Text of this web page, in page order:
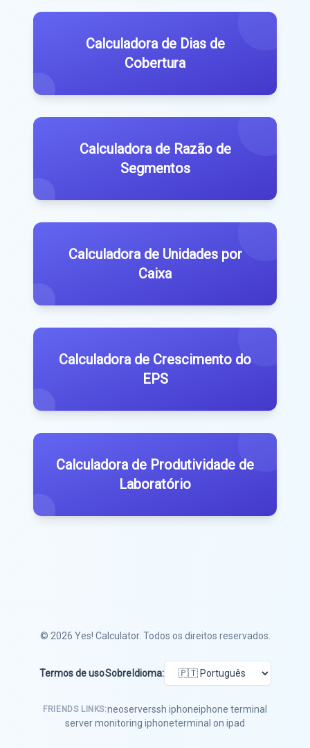
Calculadora de Dias de
Cobertura
Calculadora de Razão de
Segmentos
Calculadora de Unidades por
Caixa
Calculadora de Crescimento do
EPS
Calculadora de Produtividade de
Laboratório
© 2026 Yes! Calculator. Todos os direitos reservados.
Termos de usoSobre Idioma:
FRIENDS LINKS:neoserverssh iphoneiphone terminal
server monitoring iphoneterminal on ipad